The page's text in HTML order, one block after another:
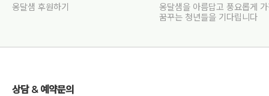
옹달샘 후원하기
옹달샘을 아름답고 풍요롭게
꿈꾸는 청년들을 기다립니다
상담 & 예약문의